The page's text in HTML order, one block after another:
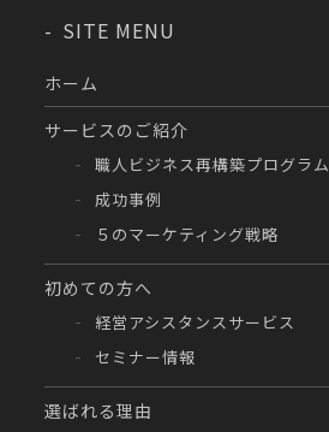
SITE MENU
ホーム
サービスのご紹介
職人ビジネス再構築プログラム
成功事例
５のマーケティング戦略
初めての方へ
経営アシスタンスサービス
セミナー情報
選ばれる理由